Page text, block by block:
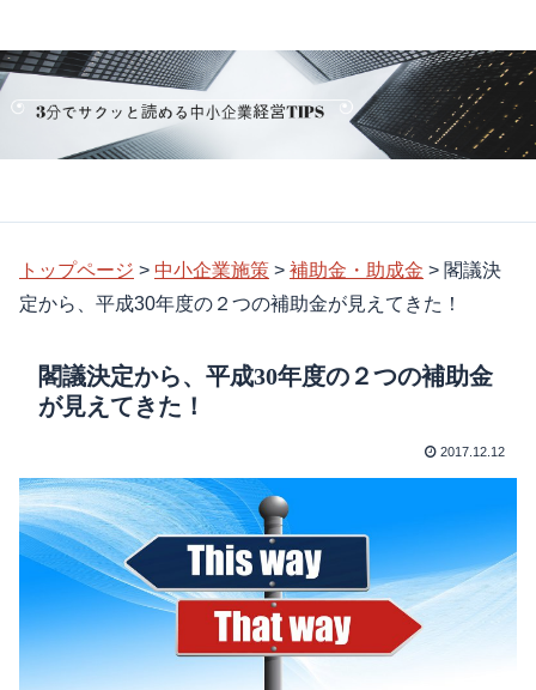
トップページ > 中小企業施策 > 補助金・助成金 > 閣議決
定から、平成30年度の２つの補助金が見えてきた！
閣議決定から、平成30年度の２つの補助金
が見えてきた！
2017.12.12